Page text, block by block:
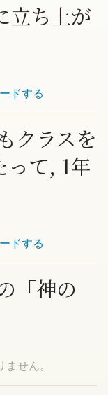
立ち上が
ドする
クラスを
って, 1年
ドする
「神の
せん。